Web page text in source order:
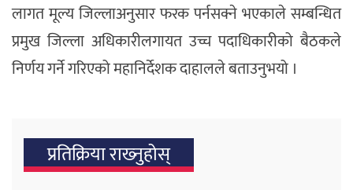
लागत मूल्य जिल्लाअनुसार फरक पर्नसक्ने भएकाले सम्बन्धित
प्रमुख जिल्ला अधिकारीलगायत उच्च पदाधिकारीको बैठकले
निर्णय गर्ने गरिएको महानिर्देशक दाहालले बताउनुभयो ।
प्रतिक्रिया राख्‍नुहोस्